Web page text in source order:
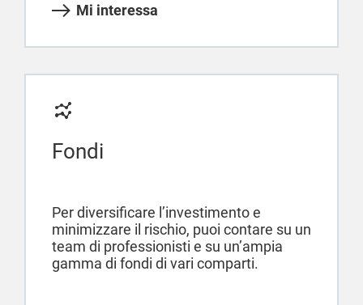
Mi interessa
Fondi
Per diversificare l’investimento e
minimizzare il rischio, puoi contare su un
team di professionisti e su un’ampia
gamma di fondi di vari comparti.